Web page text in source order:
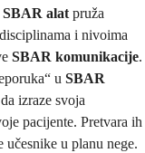
SBAR alat pruža
i nivoima
SBAR komunikacije.
u SBAR
izraze svoja
pacijente. Pretvara ih
učesnike u planu nege.